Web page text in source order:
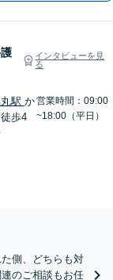
インタビューを見
る
駅 か
徒歩4
営業時間：09:00
~18:00（平日）
側、どちらも対
のご相談もお任